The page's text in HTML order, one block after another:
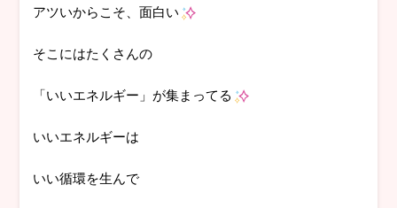
アツいからこそ、面白い
そこにはたくさんの
「いいエネルギー」が集まってる
いいエネルギーは
いい循環を生んで